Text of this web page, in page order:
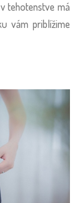
tehotenstve má
vám priblížime